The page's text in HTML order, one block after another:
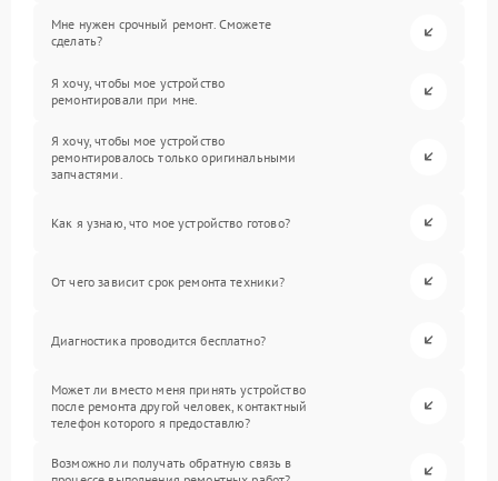
Мне нужен срочный ремонт. Сможете
сделать?
Я хочу, чтобы мое устройство
ремонтировали при мне.
Я хочу, чтобы мое устройство
ремонтировалось только оригинальными
запчастями.
Как я узнаю, что мое устройство готово?
От чего зависит срок ремонта техники?
Диагностика проводится бесплатно?
Может ли вместо меня принять устройство
после ремонта другой человек, контактный
телефон которого я предоставлю?
Возможно ли получать обратную связь в